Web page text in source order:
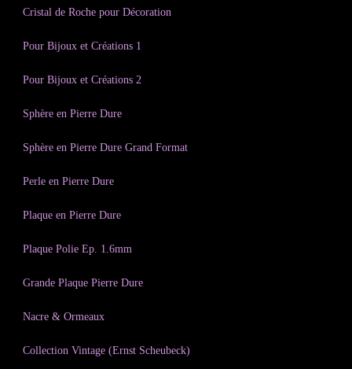
Cristal de Roche pour Décoration
Pour Bijoux et Créations 1
Pour Bijoux et Créations 2
Sphère en Pierre Dure
Sphère en Pierre Dure Grand Format
Perle en Pierre Dure
Plaque en Pierre Dure
Plaque Polie Ep. 1.6mm
Grande Plaque Pierre Dure
Nacre & Ormeaux
Collection Vintage (Ernst Scheubeck)